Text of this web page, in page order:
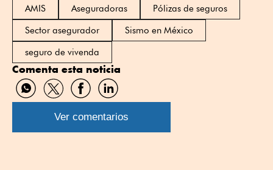
AMIS Aseguradoras
Pólizas de seguros
Sector asegurador
Sismo en México
seguro de vivenda
Comenta esta noticia
Compartir
por
WhatsApp
Compartir
por
Twitter
Compartir
por
Facebook
Compartir
por
Linkedin
Ver comentarios